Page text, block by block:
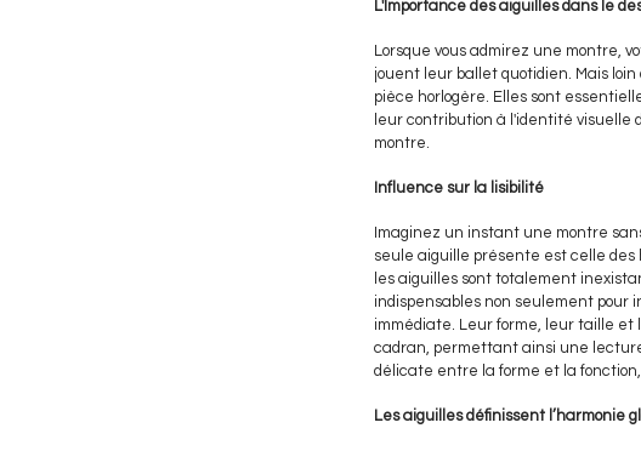
L'Importance des aiguilles dans le
Lorsque vous admirez une montre,
jouent leur ballet quotidien. Mais
pièce horlogère. Elles sont
leur contribution à l'identité visuelle
montre.
Influence sur la lisibilité
Imaginez un instant une montre
seule aiguille présente est celle
les aiguilles sont totalement
indispensables non seulement pour
immédiate. Leur forme, leur taille et
cadran, permettant ainsi une
délicate entre la forme et la
Les aiguilles définissent l’harmonie